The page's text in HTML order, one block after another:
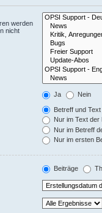
werden
nicht
Ja Nein
Betreff und
Nur im Text der
Nur im Betreff
Nur im ersten
Beiträge